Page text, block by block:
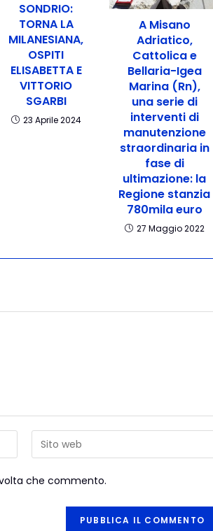
SONDRIO:
TORNA LA
MILANESIANA,
OSPITI
ELISABETTA E
VITTORIO
SGARBI
23 Aprile 2024
A Misano
Adriatico,
Cattolica e
Bellaria-Igea
Marina (Rn),
una serie di
interventi di
manutenzione
straordinaria in
fase di
ultimazione: la
Regione stanzia
780mila euro
27 Maggio 2022
che commento.